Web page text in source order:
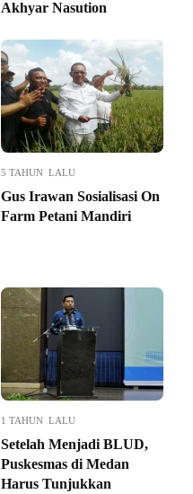
Akhyar Nasution
5 TAHUN LALU
Gus Irawan Sosialisasi On
Farm Petani Mandiri
1 TAHUN LALU
Setelah Menjadi BLUD,
Puskesmas di Medan
Harus Tunjukkan